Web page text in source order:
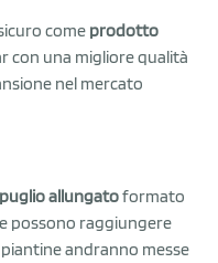
come prodotto
con una migliore qualità
nel mercato
allungatoformato
possono raggiungere
andranno messe